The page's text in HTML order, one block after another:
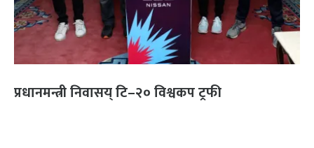
प्रधानमन्त्री निवासय् टि–२० विश्वकप ट्रफी